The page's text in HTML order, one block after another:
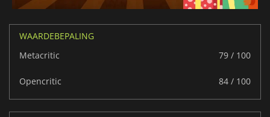
WAARDEBEPALING
Metacritic
79 / 100
Opencritic 84 / 100